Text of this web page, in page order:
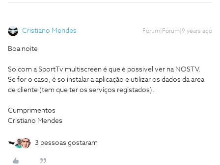
Cristiano Mendes Forum|Forum|9 years ago
Boa noite
So com a SportTv multiscreen é que é possivel ver na NOSTV.
Se for o caso, é so instalar a aplicação e utilizar os dados da area
de cliente (tem que ter os serviços registados).
Cumprimentos
Cristiano Mendes
3 pessoas gostaram